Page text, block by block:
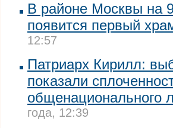
В районе Москвы на
появится первый
12:57
Патриарх Кирилл:
показали
общенационального
года, 12:39